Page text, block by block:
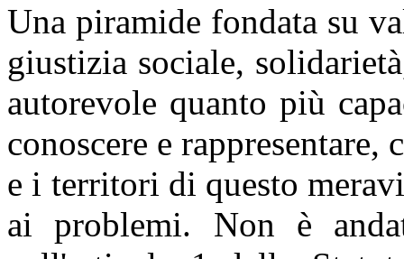
Una piramide fondata su
giustizia sociale,
autorevole quanto più
conoscere e rappresentare,
e i territori di questo
ai problemi. Non è